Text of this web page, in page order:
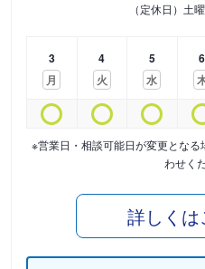
（定休日）土
3
月
4
火
5
水
6
※営業日・相談可能日が変更とな
わせく
詳しくは